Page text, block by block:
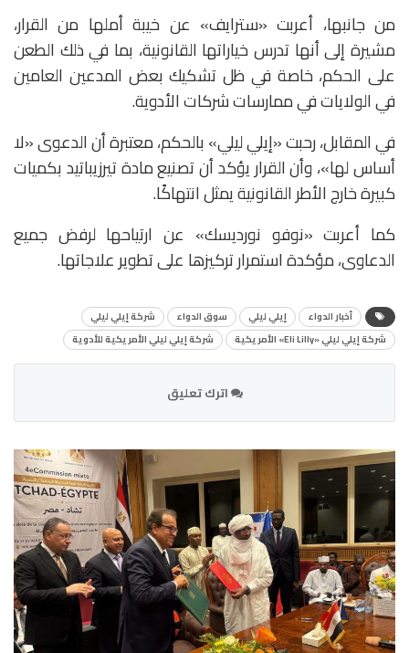
من جانبها، أعربت «سترايف» عن خيبة أملها من القرار،
مشيرة إلى أنها تدرس خياراتها القانونية، بما في ذلك الطعن
على الحكم، خاصة في ظل تشكيك بعض المدعين العامين
في الولايات في ممارسات شركات الأدوية.
في المقابل، رحبت «إيلي ليلي» بالحكم، معتبرة أن الدعوى «لا
أساس لها»، وأن القرار يؤكد أن تصنيع مادة تيرزيباتيد بكميات
كبيرة خارج الأطر القانونية يمثل انتهاكًا.
كما أعربت «نوفو نورديسك» عن ارتياحها لرفض جميع
الدعاوى، مؤكدة استمرار تركيزها على تطوير علاجاتها.
أخبار الدواء إيلي ليلي سوق الدواء
شركة إيلي ليلي
شركة إيلي ليلي «Eli Lilly» الأمريكية
شركة إيلي ليلي الأمريكية للأدوية
اترك تعليق